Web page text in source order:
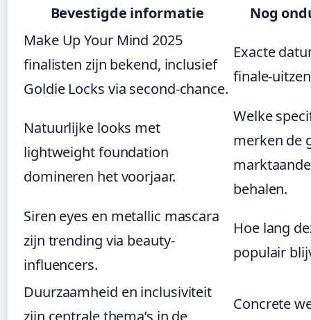
Bevestigde informatie
Nog
Make Up Your Mind 2025
finalisten zijn bekend, inclusief
Goldie Locks via second-chance.
Exacte
finale-
Natuurlijke looks met
lightweight foundation
domineren het voorjaar.
Welke
merken de
behalen.
Siren eyes en metallic mascara
zijn trending via beauty-
influencers.
Hoe lang
populair
Duurzaamheid en inclusiviteit
Concrete